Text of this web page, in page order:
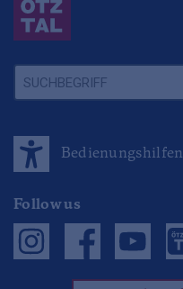
Bedienungshilfen
Follow us